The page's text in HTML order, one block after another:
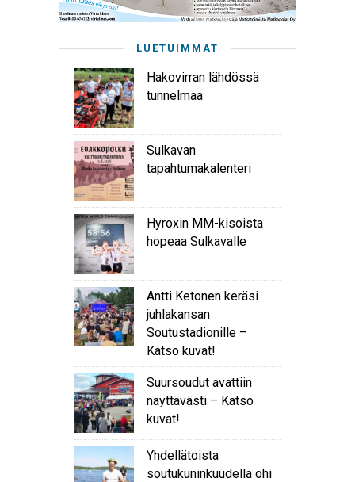
LUETUIMMAT
Hakovirran lähdössä
tunnelmaa
Sulkavan
tapahtumakalenteri
Hyroxin MM-kisoista
hopeaa Sulkavalle
Antti Ketonen keräsi
juhlakansan
Soutustadionille –
Katso kuvat!
Suursoudut avattiin
näyttävästi – Katso
kuvat!
Yhdellätoista
soutukuninkuudella ohi